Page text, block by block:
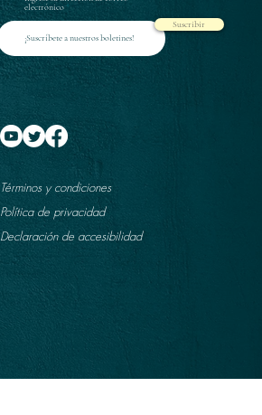
electrónico
Suscribir
Términos y condiciones
Política de privacidad
Declaración de accesibilidad